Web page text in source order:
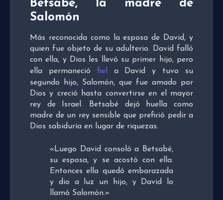
Betsabé, la madre de
Salomón
Más reconocida como la esposa de David, y
quien fue objeto de su adulterio. David falló
con ella, y Dios les llevó su primer hijo, pero
ella permaneció fiel
a David y tuvo su
segundo hijo, Salomón, que fue amado por
Dios y creció hasta convertirse en el mayor
rey de Israel. Betsabé dejó huella como
madre de un rey sensible que prefirió pedir a
Dios sabiduría en lugar de riquezas.
«Luego David consoló a Betsabé,
su esposa, y se acostó con ella.
Entonces ella quedó embarazada
y dio a luz un hijo, y David lo
llamó Salomón.»